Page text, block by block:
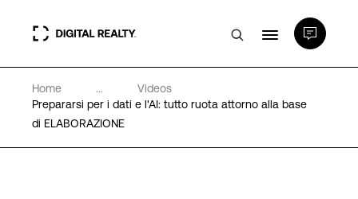
Data center
PlatformDIGITAL®
Home ...
Videos
Prepararsi per i dati e l'AI: tutto ruota attorno alla base
di ELABORAZIONE